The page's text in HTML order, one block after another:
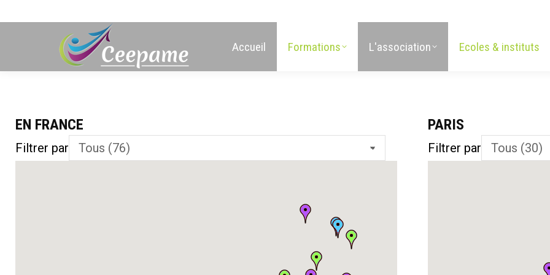
Accueil Formations L'association Ecoles & instituts
EN FRANCE
Filtrer par
PARIS
Filtrer par